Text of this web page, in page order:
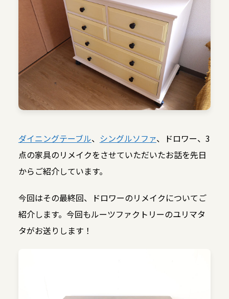
ダイニングテーブル、 シングルソファ、ドロワー、3
点の家具のリメイクをさせていただいたお話を先日
からご紹介しています。
今回はその最終回、ドロワーのリメイクについてご
紹介します。今回もルーツファクトリーのユリマタ
タがお送りします！